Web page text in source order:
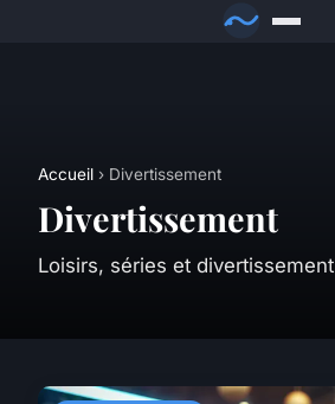
Accueil › Divertissement
Divertissement
Loisirs, séries et divertissement